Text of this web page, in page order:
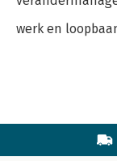
werk en